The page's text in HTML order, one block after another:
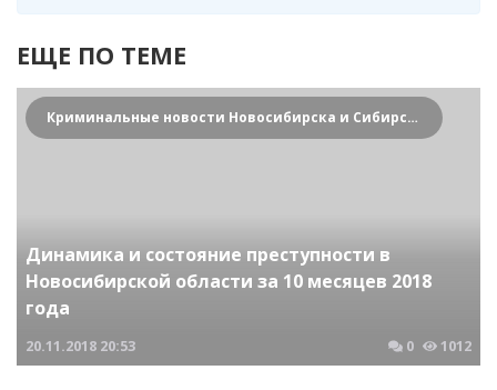
ЕЩЕ ПО ТЕМЕ
Криминальные новости Новосибирска и Сибирского региона
Динамика и состояние преступности в
Новосибирской области за 10 месяцев 2018
года
20.11.2018 20:53 0 1012